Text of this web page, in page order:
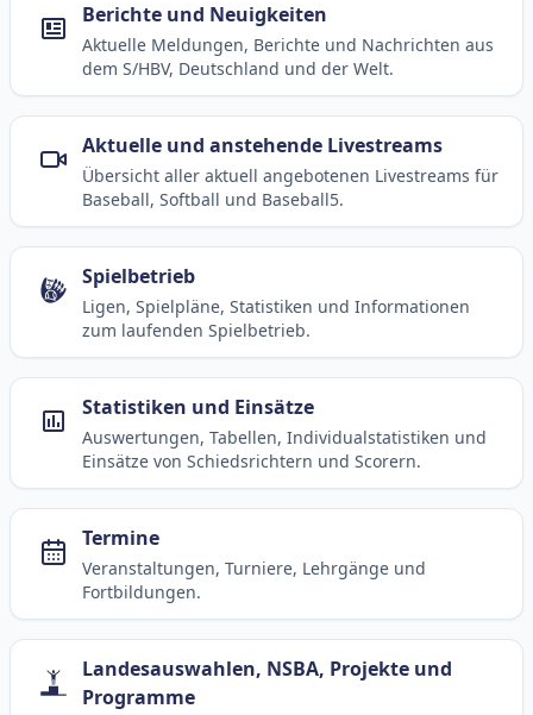
Berichte und Neuigkeiten
Aktuelle Meldungen, Berichte und Nachrichten aus
dem S/HBV, Deutschland und der Welt.
Aktuelle und anstehende Livestreams
Übersicht aller aktuell angebotenen Livestreams für
Baseball, Softball und Baseball5.
Spielbetrieb
Ligen, Spielpläne, Statistiken und Informationen
zum laufenden Spielbetrieb.
Statistiken und Einsätze
Auswertungen, Tabellen, Individualstatistiken und
Einsätze von Schiedsrichtern und Scorern.
Termine
Veranstaltungen, Turniere, Lehrgänge und
Fortbildungen.
Landesauswahlen, NSBA, Projekte und
Programme